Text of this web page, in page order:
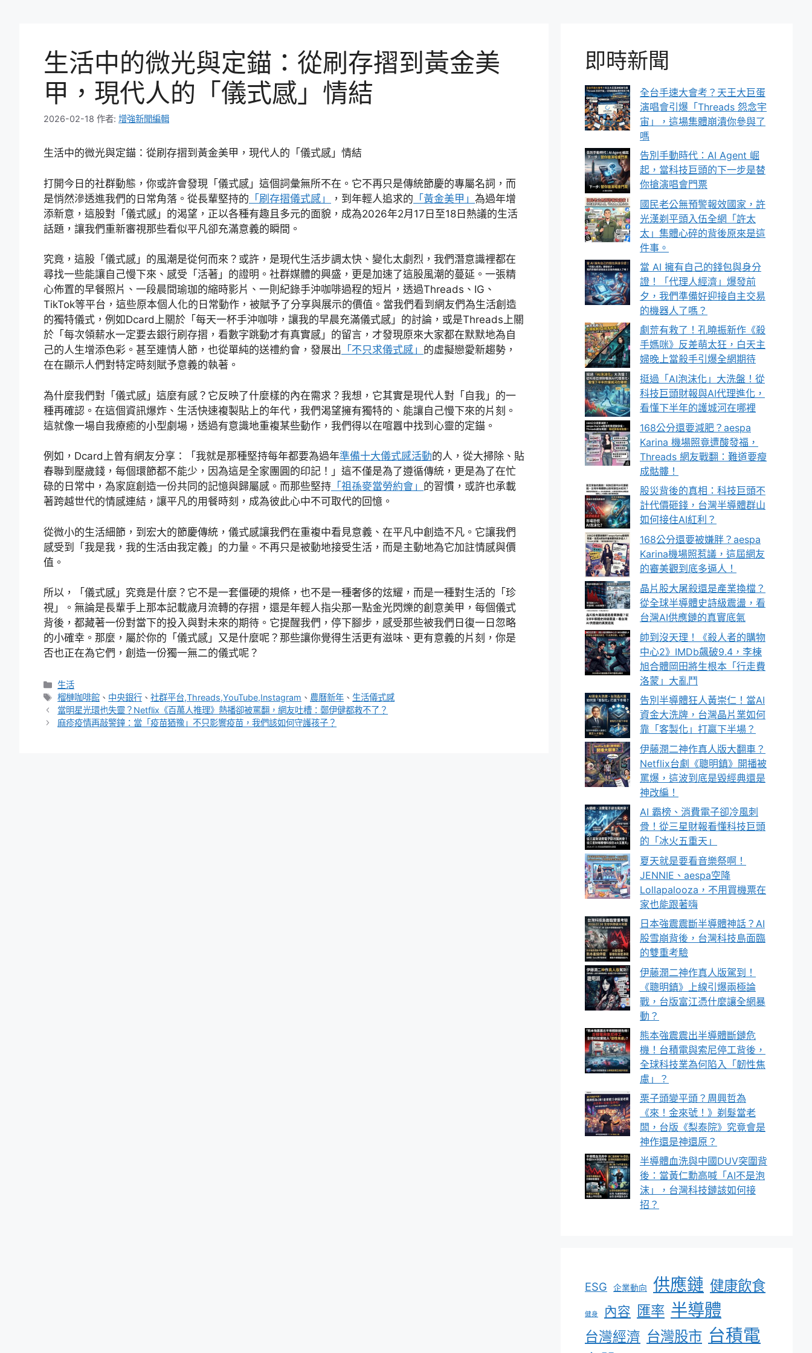
生活中的微光與定錨：從刷存摺到黃金美
甲，現代人的「儀式感」情結
2026-02-18 作者: 增強新聞編輯
生活中的微光與定錨：從刷存摺到黃金美甲，現代人的「儀式感」情結
打開今日的社群動態，你或許會發現「儀式感」這個詞彙無所不在。它不再只是傳統節慶的專屬名詞，而
是悄然滲透進我們的日常角落。從長輩堅持的 「刷存摺儀式感」 ，到年輕人追求的 「黃金美甲」 為過年增
添新意，這股對「儀式感」的渴望，正以各種有趣且多元的面貌，成為2026年2月17日至18日熱議的生活
話題，讓我們重新審視那些看似平凡卻充滿意義的瞬間。
究竟，這股「儀式感」的風潮是從何而來？或許，是現代生活步調太快、變化太劇烈，我們潛意識裡都在
尋找一些能讓自己慢下來、感受「活著」的證明。社群媒體的興盛，更是加速了這股風潮的蔓延。一張精
心佈置的早餐照片、一段晨間瑜珈的縮時影片、一則紀錄手沖咖啡過程的短片，透過Threads、IG、
TikTok等平台，這些原本個人化的日常動作，被賦予了分享與展示的價值。當我們看到網友們為生活創造
的獨特儀式，例如Dcard上關於「每天一杯手沖咖啡，讓我的早晨充滿儀式感」的討論，或是Threads上關
於「每次領薪水一定要去銀行刷存摺，看數字跳動才有真實感」的留言，才發現原來大家都在默默地為自
己的人生增添色彩。甚至連情人節，也從單純的送禮約會，發展出 「不只求儀式感」 的虛擬戀愛新趨勢，
在在顯示人們對特定時刻賦予意義的執著。
為什麼我們對「儀式感」這麼有感？它反映了什麼樣的內在需求？我想，它其實是現代人對「自我」的一
種再確認。在這個資訊爆炸、生活快速複製貼上的年代，我們渴望擁有獨特的、能讓自己慢下來的片刻。
這就像一場自我療癒的小型劇場，透過有意識地重複某些動作，我們得以在喧囂中找到心靈的定錨。
例如，Dcard上曾有網友分享：「我就是那種堅持每年都要為過年準備十大儀式感活動的人，從大掃除、貼
春聯到壓歲錢，每個環節都不能少，因為這是全家團圓的印記！」這不僅是為了遵循傳統，更是為了在忙
碌的日常中，為家庭創造一份共同的記憶與歸屬感。而那些堅持 「祖孫麥當勞約會」 的習慣，或許也承載
著跨越世代的情感連結，讓平凡的用餐時刻，成為彼此心中不可取代的回憶。
從微小的生活細節，到宏大的節慶傳統，儀式感讓我們在重複中看見意義、在平凡中創造不凡。它讓我們
感受到「我是我，我的生活由我定義」的力量。不再只是被動地接受生活，而是主動地為它加註情感與價
值。
所以，「儀式感」究竟是什麼？它不是一套僵硬的規條，也不是一種奢侈的炫耀，而是一種對生活的「珍
視」。無論是長輩手上那本記載歲月流轉的存摺，還是年輕人指尖那一點金光閃爍的創意美甲，每個儀式
背後，都藏著一份對當下的投入與對未來的期待。它提醒我們，停下腳步，感受那些被我們日復一日忽略
的小確幸。那麼，屬於你的「儀式感」又是什麼呢？那些讓你覺得生活更有滋味、更有意義的片刻，你是
否也正在為它們，創造一份獨一無二的儀式呢？
分
類
生活
標
籤
榴槤咖啡館 、 中央銀行 、社群平台,Threads,YouTube,Instagram 、 農曆新年 、 生活儀式感
當明星光環也失靈？Netflix《百萬人推理》熱播卻被罵翻，網友吐槽：鄭伊健都救不了？
麻疹疫情再敲警鐘：當「疫苗猶豫」不只影響疫苗，我們該如何守護孩子？
即時新聞
全台手速大會考？天王大巨蛋
演唱會引爆「Threads 怨念宇
宙」，這場集體崩潰你參與了
嗎
告別手動時代：AI Agent 崛
起，當科技巨頭的下一步是替
你搶演唱會門票
國民老公無預警報效國家，許
光漢剃平頭入伍全網「許太
太」集體心碎的背後原來是這
件事。
當 AI 擁有自己的錢包與身分
證！「代理人經濟」爆發前
夕，我們準備好迎接自主交易
的機器人了嗎？
劇荒有救了！孔曉振新作《殺
手媽咪》反差萌太狂，白天主
婦晚上當殺手引爆全網期待
挺過「AI泡沫化」大洗盤！從
科技巨頭財報與AI代理進化，
看懂下半年的護城河在哪裡
168公分還要減肥？aespa
Karina 機場照竟遭酸發福，
Threads 網友戰翻：難道要瘦
成骷髏！
股災背後的真相：科技巨頭不
計代價砸錢，台灣半導體群山
如何接住AI紅利？
168公分還要被嫌胖？aespa
Karina機場照惹議，這屆網友
的審美觀到底多逼人！
晶片股大屠殺還是產業換檔？
從全球半導體史詩級震盪，看
台灣AI供應鏈的真實底氣
帥到沒天理！《殺人者的購物
中心2》IMDb飆破9.4，李棟
旭合體岡田將生根本「行走費
洛蒙」大亂鬥
告別半導體狂人黃崇仁！當AI
資金大洗牌，台灣晶片業如何
靠「客製化」打贏下半場？
伊藤潤二神作真人版大翻車？
Netflix台劇《聰明鎮》開播被
罵爆，這波到底是毀經典還是
神改編！
AI 霸榜、消費電子卻冷風刺
骨！從三星財報看懂科技巨頭
的「冰火五重天」
夏天就是要看音樂祭啊！
JENNIE、aespa空降
Lollapalooza，不用買機票在
家也能跟著嗨
日本強震震斷半導體神話？AI
股雪崩背後，台灣科技島面臨
的雙重考驗
伊藤潤二神作真人版駕到！
《聰明鎮》上線引爆兩極論
戰，台版富江憑什麼讓全網暴
動？
熊本強震震出半導體斷鏈危
機！台積電與索尼停工背後，
全球科技業為何陷入「韌性焦
慮」？
栗子頭變平頭？周興哲為
《來！金來號！》剃髮當老
闆，台版《梨泰院》究竟會是
神作還是神還原？
半導體血洗與中國DUV突圍背
後：當黃仁勳高喊「AI不是泡
沫」，台灣科技鏈該如何接
招？
ESG 企業動向 供應鏈 健康飲食
健身 內容 匯率 半導體
台灣經濟 台灣股市 台積電